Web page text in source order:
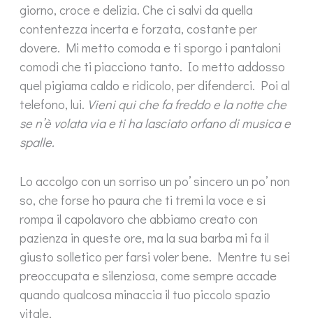
giorno, croce e delizia. Che ci salvi da quella
contentezza incerta e forzata, costante per
dovere. Mi metto comoda e ti sporgo i pantaloni
comodi che ti piacciono tanto. Io metto addosso
quel pigiama caldo e ridicolo, per difenderci. Poi al
telefono, lui. Vieni qui che fa freddo e la notte che
se n’è volata via e ti ha lasciato orfano di musica e
spalle.
Lo accolgo con un sorriso un po’ sincero un po’ non
so, che forse ho paura che ti tremi la voce e si
rompa il capolavoro che abbiamo creato con
pazienza in queste ore, ma la sua barba mi fa il
giusto solletico per farsi voler bene. Mentre tu sei
preoccupata e silenziosa, come sempre accade
quando qualcosa minaccia il tuo piccolo spazio
vitale.